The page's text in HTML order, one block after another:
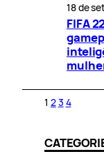
18 de
FIFA
1 23 4